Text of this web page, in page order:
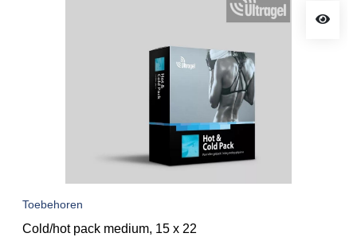
Toebehoren
Cold/hot pack medium, 15 x 22